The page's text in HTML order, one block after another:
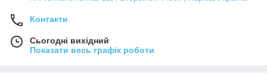
Контакти
Сьогодні вихідний
Показати весь графік роботи